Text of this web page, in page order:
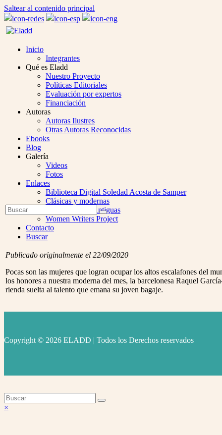
Saltear al contenido principal
Inicio
Integrantes
Qué es Eladd
Nuestro Proyecto
Políticas Editoriales
Evaluación por expertos
Financiación
Autoras
Autoras Ilustres
Otras Autoras Reconocidas
Ebooks
Blog
Galería
Videos
Fotos
Enlaces
Biblioteca Digital Soledad Acosta de Samper
Clásicas y modernas
Colección Las Antiguas
Women Writers Project
Contacto
Buscar
Open
Mobile
Menu
Buscar
Enviar
Publicado originalmente el 22/09/2020
Pocas son las mujeres que logran ocupar los altos escalafones del
los honores a nuestra moderna del mes, la barcelonesa Raquel
rienda suelta al talento que emana su joven bagaje.
Copyright © 2026 ELADD | Todos los Derechos reservados
Volver
×